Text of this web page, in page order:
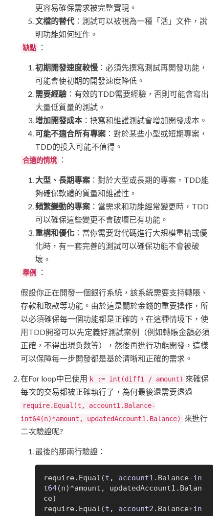
更容易確保需求被完整實現。
文檔的替代：測試可以被視為一種「活」文件，說
明功能如何運作。
缺點 ：
初期開發速度較慢 ：必須先撰寫測試再開發功能，
可能會使初期的開發速度降低。
需要經驗 ：有效的TDD需要經驗，否則可能會寫出
大量低質量的測試。
增加開發成本 ：撰寫和維護測試會增加開發成本。
可能不適合所有專案 ：對於某些小型或短期專案，
TDD的投入可能不值得。
合適的情境 ：
大型、長期專案 ：對於大型或長期的專案，TDD能
夠確保軟體的質量和維護性。
頻繁變動的專案 ：當需求和功能經常變更時，TDD
可以確保這些變更不會破壞已有功能。
重構和優化 ：當你需要對代碼進行大規模重構或優
化時，有一套完善的測試可以確保功能不會被破
壞。
舉例 ：
假設你正在開發一個銀行系統，該系統需要支持轉賬、
存款和取款等功能。由於這是關於金錢的重要操作，所
以必須確保每一個功能都是正確的。在這種情境下，使
用TDD開發可以先定義好測試案例（例如轉賬金額必須
正確，不得出現负数等），然後再進行功能開發，這樣
可以保障每一步開發都是基於清晰和正確的需求。
在For loop中已使用 k := int(diff1 / amount) 來確保
每次的交易都被正確執行了，為何最後還需要透過
require.Equal(t, account1.Balance-
int64(n)*amount, updatedAccount1.Balance)
來進行
二次驗證呢?
最後的那兩行驗證：
require. Equal(t , account1 .Balance-in
t64(n) *amount, updatedAccount1.Balan
ce)
require. Equal(t , account2 .Balance+in